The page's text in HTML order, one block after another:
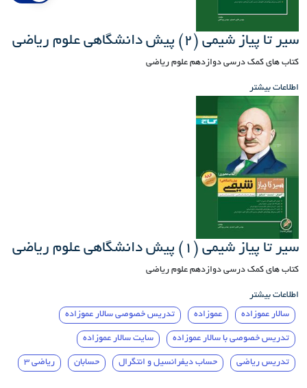
سیر تا پیاز شیمی (2) پیش دانشگاهی علوم ریاضی
کتاب های کمک درسی دوازدهم علوم ریاضی
اطلاعات بیشتر
سیر تا پیاز شیمی (1) پیش دانشگاهی علوم ریاضی
کتاب های کمک درسی دوازدهم علوم ریاضی
اطلاعات بیشتر
سالار عموزاده
عموزاده تدریس خصوصی سالار عموزاده
تدریس خصوصی با سالار عموزاده سایت سالار عموزاده
تدریس ریاضی حساب دیفرانسیل و انتگرال حسابان ریاضی 3